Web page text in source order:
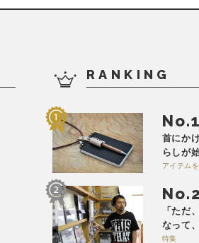
RANKING
No.
首にか
らしが
アイテム
No.
「ただ
なって
特集